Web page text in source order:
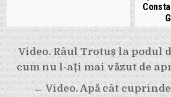
Navigare
în
articole
Video. Râul Trotuș la podul
cum nu l-ați mai văzut de
← Video. Apă cât